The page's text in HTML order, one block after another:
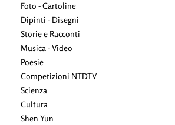
Foto - Cartoline
Dipinti - Disegni
Storie e Racconti
Musica - Video
Poesie
Competizioni NTDTV
Scienza
Cultura
Shen Yun